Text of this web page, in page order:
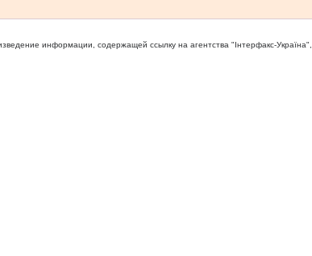
информации, содержащей ссылку на агентства "Iнтерфакс-